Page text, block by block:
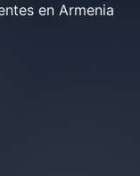
en Armenia